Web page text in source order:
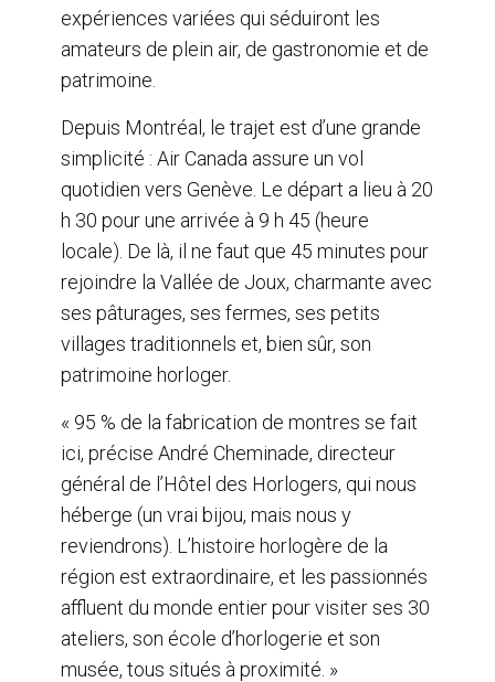
expériences variées qui séduiront les
amateurs de plein air, de gastronomie et de
patrimoine.
Depuis Montréal, le trajet est d’une grande
simplicité : Air Canada assure un vol
quotidien vers Genève. Le départ a lieu à 20
h 30 pour une arrivée à 9 h 45 (heure
locale). De là, il ne faut que 45 minutes pour
rejoindre la Vallée de Joux, charmante avec
ses pâturages, ses fermes, ses petits
villages traditionnels et, bien sûr, son
patrimoine horloger.
« 95 % de la fabrication de montres se fait
ici, précise André Cheminade, directeur
général de l’Hôtel des Horlogers, qui nous
héberge (un vrai bijou, mais nous y
reviendrons). L’histoire horlogère de la
région est extraordinaire, et les passionnés
affluent du monde entier pour visiter ses 30
ateliers, son école d’horlogerie et son
musée, tous situés à proximité. »